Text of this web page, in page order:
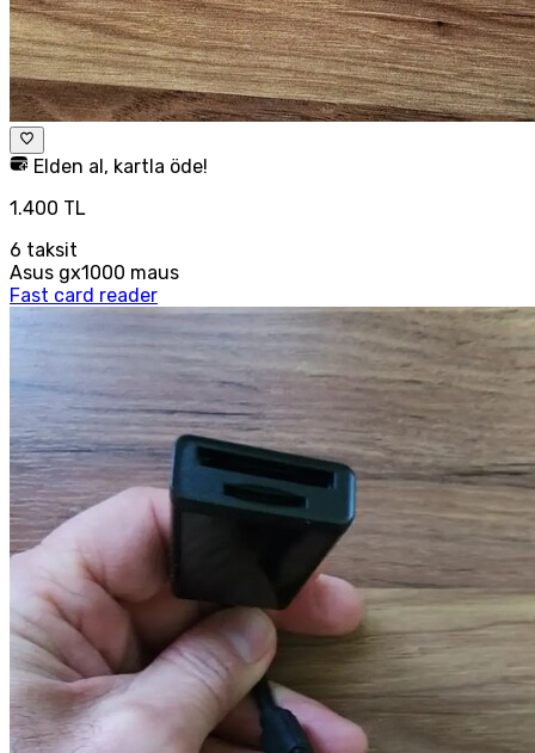
Elden al, kartla öde!
1.400 TL
6 taksit
Asus gx1000 maus
Fast card reader